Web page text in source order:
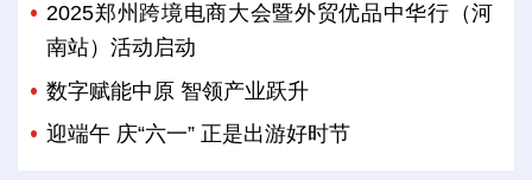
2025郑州跨境电商大会暨外贸优品中华行（河
南站）活动启动
数字赋能中原 智领产业跃升
迎端午 庆“六一” 正是出游好时节